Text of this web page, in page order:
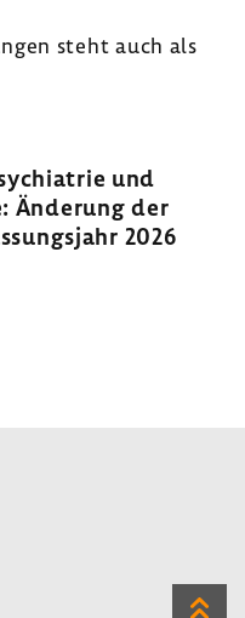
steht auch als
und
Ände­rung der
2026
Zum